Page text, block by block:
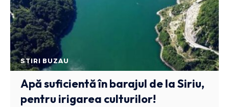
STIRI BUZAU
Apă suficientă în barajul de la Siriu,
pentru irigarea culturilor!